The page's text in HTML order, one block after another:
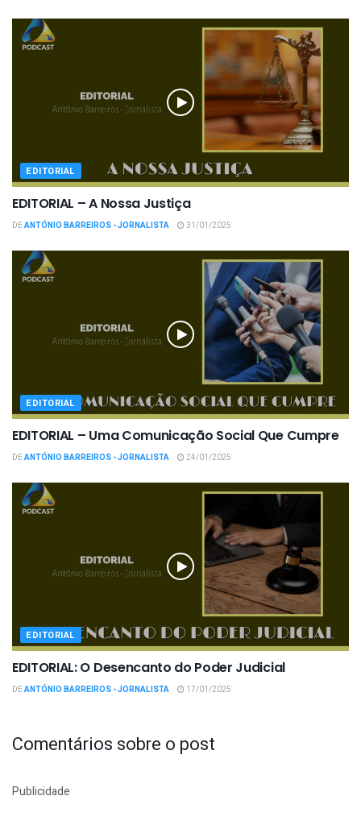
EDITORIAL
EDITORIAL – A Nossa Justiça
DEANTÓNIO BARREIROS - JORNALISTA 31/01/2025
EDITORIAL
EDITORIAL – Uma Comunicação Social Que Cumpre
DEANTÓNIO BARREIROS - JORNALISTA 24/01/2025
EDITORIAL
EDITORIAL: O Desencanto do Poder Judicial
DEANTÓNIO BARREIROS - JORNALISTA 17/01/2025
Comentários sobre o post
Publicidade